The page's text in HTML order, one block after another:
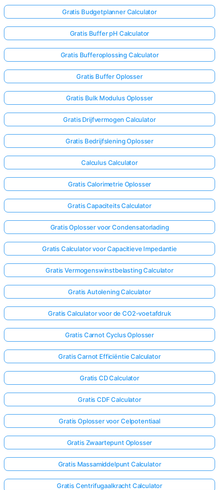
Gratis Budgetplanner Calculator
Gratis Buffer pH Calculator
Gratis Bufferoplossing Calculator
Gratis Buffer Oplosser
Gratis Bulk Modulus Oplosser
Gratis Drijfvermogen Calculator
Gratis Bedrijfslening Oplosser
Calculus Calculator
Gratis Calorimetrie Oplosser
Gratis Capaciteits Calculator
Gratis Oplosser voor Condensatorlading
Gratis Calculator voor Capacitieve Impedantie
Gratis Vermogenswinstbelasting Calculator
Gratis Autolening Calculator
Gratis Calculator voor de CO2-voetafdruk
Gratis Carnot Cyclus Oplosser
Gratis Carnot Efficiëntie Calculator
Gratis CD Calculator
Gratis CDF Calculator
Gratis Oplosser voor Celpotentiaal
Gratis Zwaartepunt Oplosser
Gratis Massamiddelpunt Calculator
Gratis Centrifugaalkracht Calculator